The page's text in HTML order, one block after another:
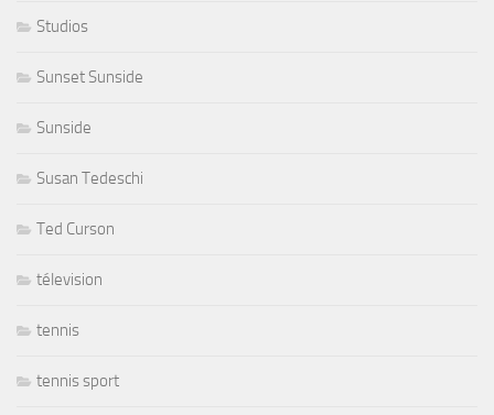
Studios
Sunset Sunside
Sunside
Susan Tedeschi
Ted Curson
télevision
tennis
tennis sport